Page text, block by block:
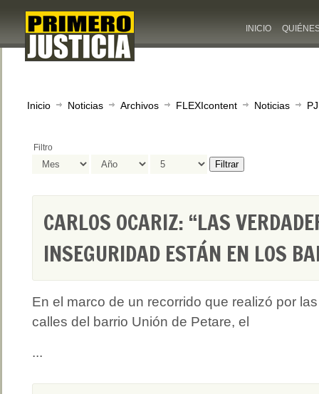
INICIO
Inicio Noticias Archivos FLEXIcontent Noticias
Filtro
Filtrar
CARLOS OCARIZ: “LAS
INSEGURIDAD ESTÁN EN LOS
En el marco de un recorrido que realizó por las
calles del barrio Unión de Petare, el
...